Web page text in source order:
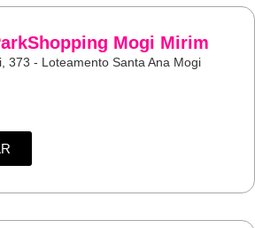
Mogi Mirim
373 - Loteamento Santa Ana Mogi